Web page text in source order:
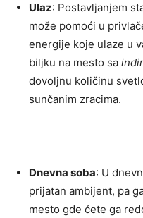
Ulaz: Postavljanjem
može pomoći u
energije koje ulaze u
biljku na mesto sa
dovoljnu količinu
sunčanim zracima.
Dnevna soba: U
prijatan ambijent, pa
mesto gde ćete ga